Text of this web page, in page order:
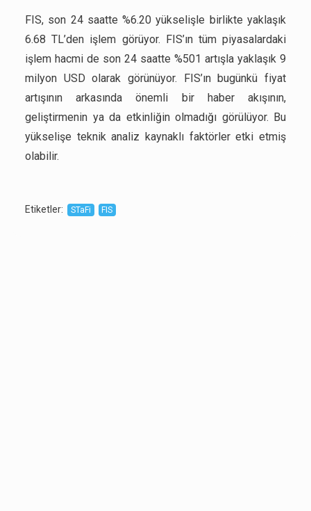
FIS, son 24 saatte %6.20 yükselişle birlikte yaklaşık
6.68 TL’den işlem görüyor. FIS’ın tüm piyasalardaki
işlem hacmi de son 24 saatte %501 artışla yaklaşık 9
milyon USD olarak görünüyor. FIS’ın bugünkü fiyat
artışının arkasında önemli bir haber akışının,
geliştirmenin ya da etkinliğin olmadığı görülüyor. Bu
yükselişe teknik analiz kaynaklı faktörler etki etmiş
olabilir.
Etiketler: STaFi FIS